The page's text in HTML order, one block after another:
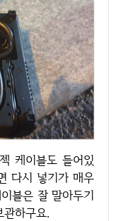
다시 넣기가 매우
블은 잘 말아두기
하구요.